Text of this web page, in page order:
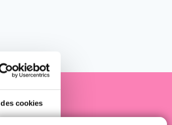
cookies